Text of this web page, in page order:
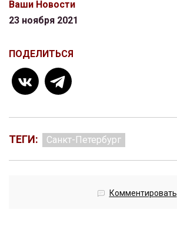
Ваши Новости
23 ноября 2021
ПОДЕЛИТЬСЯ
ТЕГИ: Санкт-Петербург
Комментировать